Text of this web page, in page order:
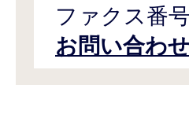
ファクス番号
お問い合わ